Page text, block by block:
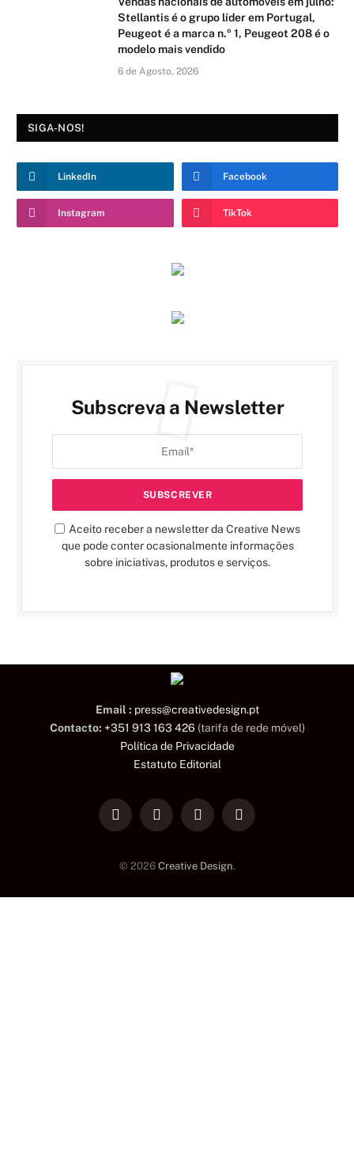
Stellantis é o grupo líder em Portugal,
Peugeot é a marca n.º 1, Peugeot 208 é o
modelo mais vendido
6 de Agosto, 2026
SIGA-NOS!
LinkedIn Facebook
Instagram TikTok
Subscreva a Newsletter
Aceito receber a newsletter da Creative News
que pode conter ocasionalmente informações
sobre iniciativas, produtos e serviços.
Email : press@creativedesign.pt
Contacto: +351 913 163 426 (tarifa de rede móvel)
Política de Privacidade
Estatuto Editorial
LinkedInFacebookInstagramTikTok
© 2026 Creative Design.